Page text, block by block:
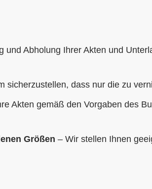
Abholung Ihrer Akten und
sicherzustellen, dass nur die zu
Akten gemäß den Vorgaben des
Größen – Wir stellen Ihnen